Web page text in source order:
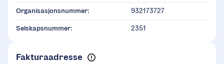
Organisasjonsnummer: 932173727
Selskapsnummer: 2351
Fakturaadresse